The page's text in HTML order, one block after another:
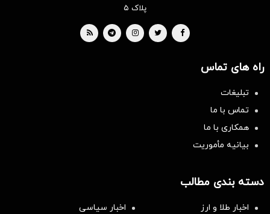
پلاک ۵
راه های تماس
تبلیغات
تماس با ما
همکاری با ما
بیانیه مأموریت
دسته بندی مطالب
اخبار طلا و ارز
اخبار سیاسی